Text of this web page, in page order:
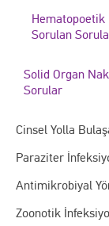
Hematopoetik
Sorulan
Solid Organ
Sorular
Cinsel Yolla
Paraziter
Antimikrobiyal
Zoonotik